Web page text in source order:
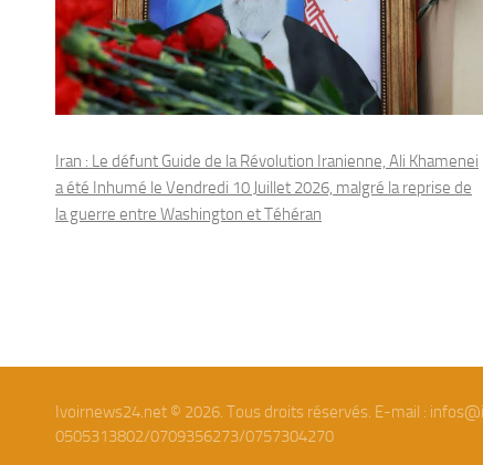
Iran : Le défunt Guide de la Révolution Iranienne, Ali Khamenei
a été Inhumé le Vendredi 10 Juillet 2026, malgré la reprise de
la guerre entre Washington et Téhéran
Ivoirnews24.net © 2026. Tous droits réservés. E-mail :
0505313802/0709356273/0757304270